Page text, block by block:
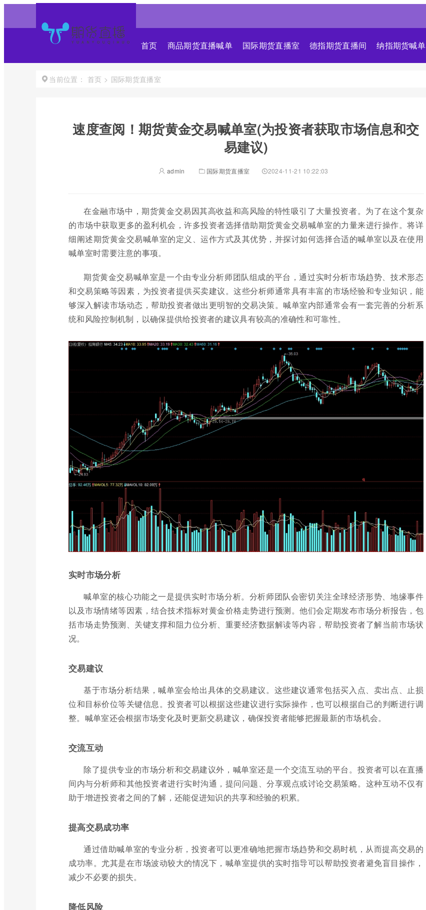
首页 商品期货直播喊单 国际期货直播室 德指期货直播间 纳指期货喊单
当前位置： 首页 > 国际期货直播室
速度查阅！期货黄金交易喊单室(为投资者获取市场信息和交
易建议)
admin 国际期货直播室 2024-11-21 10:22:03
在金融市场中，期货黄金交易因其高收益和高风险的特性吸引了大量投资者。为了在这个复杂
的市场中获取更多的盈利机会，许多投资者选择借助期货黄金交易喊单室的力量来进行操作。将详
细阐述期货黄金交易喊单室的定义、运作方式及其优势，并探讨如何选择合适的喊单室以及在使用
喊单室时需要注意的事项。
期货黄金交易喊单室是一个由专业分析师团队组成的平台，通过实时分析市场趋势、技术形态
和交易策略等因素，为投资者提供买卖建议。这些分析师通常具有丰富的市场经验和专业知识，能
够深入解读市场动态，帮助投资者做出更明智的交易决策。喊单室内部通常会有一套完善的分析系
统和风险控制机制，以确保提供给投资者的建议具有较高的准确性和可靠性。
实时市场分析
喊单室的核心功能之一是提供实时市场分析。分析师团队会密切关注全球经济形势、地缘事件
以及市场情绪等因素，结合技术指标对黄金价格走势进行预测。他们会定期发布市场分析报告，包
括市场走势预测、关键支撑和阻力位分析、重要经济数据解读等内容，帮助投资者了解当前市场状
况。
交易建议
基于市场分析结果，喊单室会给出具体的交易建议。这些建议通常包括买入点、卖出点、止损
位和目标价位等关键信息。投资者可以根据这些建议进行实际操作，也可以根据自己的判断进行调
整。喊单室还会根据市场变化及时更新交易建议，确保投资者能够把握最新的市场机会。
交流互动
除了提供专业的市场分析和交易建议外，喊单室还是一个交流互动的平台。投资者可以在直播
间内与分析师和其他投资者进行实时沟通，提问问题、分享观点或讨论交易策略。这种互动不仅有
助于增进投资者之间的了解，还能促进知识的共享和经验的积累。
提高交易成功率
通过借助喊单室的专业分析，投资者可以更准确地把握市场趋势和交易时机，从而提高交易的
成功率。尤其是在市场波动较大的情况下，喊单室提供的实时指导可以帮助投资者避免盲目操作，
减少不必要的损失。
降低风险